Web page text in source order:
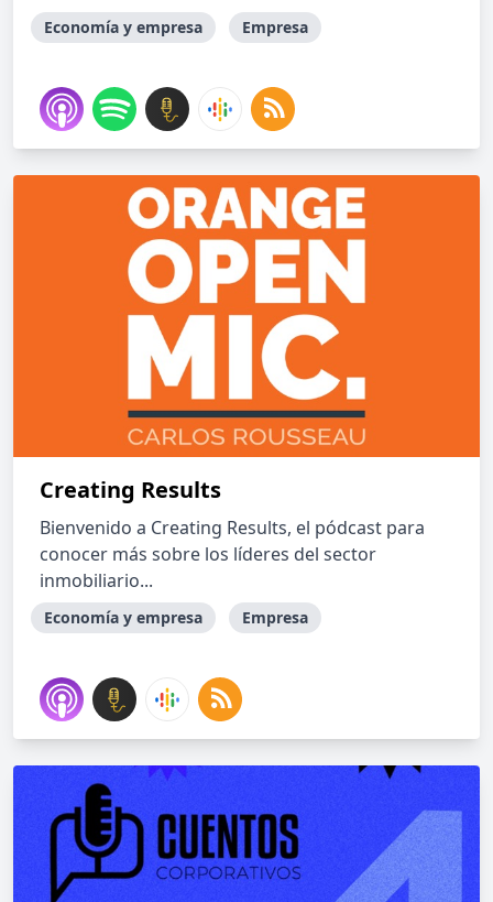
Economía y empresa Empresa
Creating Results
Bienvenido a Creating Results, el pódcast para
conocer más sobre los líderes del sector
inmobiliario...
Economía y empresa Empresa